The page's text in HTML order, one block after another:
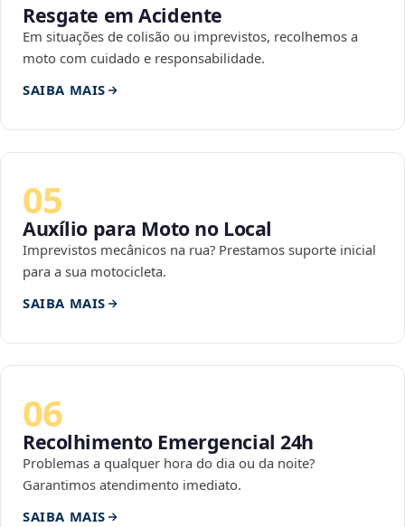
Resgate em Acidente
Em situações de colisão ou imprevistos, recolhemos a
moto com cuidado e responsabilidade.
SAIBA MAIS
05
Auxílio para Moto no Local
Imprevistos mecânicos na rua? Prestamos suporte inicial
para a sua motocicleta.
SAIBA MAIS
06
Recolhimento Emergencial 24h
Problemas a qualquer hora do dia ou da noite?
Garantimos atendimento imediato.
SAIBA MAIS